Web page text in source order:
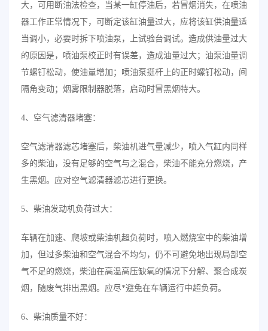
大，可用断油法检查，当某一缸停油后，若冒烟消失，在喷油
器工作正常情况下，可断定该缸油量过大，应将该缸供油量适
当调小，必要时拆下喷油泵，上试验台调试。造成供油量过大
的原因是，喷油泵校正时有误差，造成油量过大；油泵油量调
节螺钉松动，使油量增加；喷油泵挺杆上的正时螺钉松动，间
隔角变动；烟雾限制器脱落，启动时冒黑烟特大。
4、空气滤清器堵塞：
空气滤清器滤芯堵塞后，柴油机进气量减少，喷入气缸内同样
多的柴油，没有足够的空气与之混合，柴油不能充分燃烧，产
生黑烟。应对空气滤清器滤芯进行更换。
5、柴油发动机负荷过大：
车辆在加速、爬坡或柴油机超负荷时，喷入燃烧室中的柴油增
加，但过多柴油和空气混合不均匀，仍不可避免地出现局部空
气不足的燃烧，柴油在高温高压缺氧的情况下分解、聚合成炭
烟，随废气排出黑烟。应尽*避免在车辆运行中超负荷。
6、柴油质量不好：